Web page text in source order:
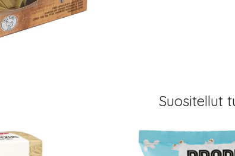
Suositellut